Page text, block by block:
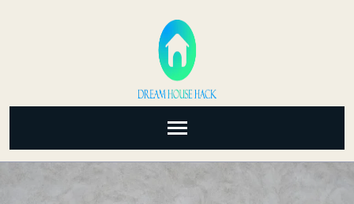
Enter)